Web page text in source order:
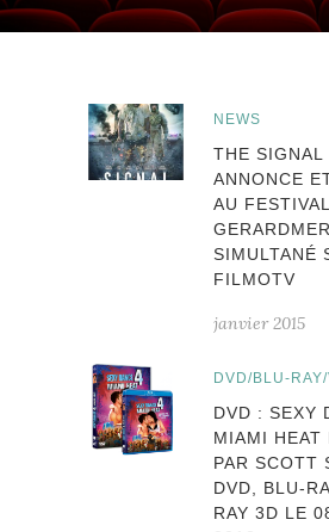
NEWS
THE SIGNAL
ANNONCE
AU
SIMULTANÉ
FILMOTV
janvier 2015
DVD/BLU-RAY/
DVD : SEXY
MIAMI HEAT
PAR SCOTT
DVD, BLU-
RAY 3D LE